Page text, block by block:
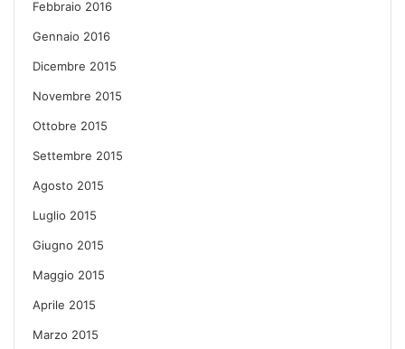
Febbraio 2016
Gennaio 2016
Dicembre 2015
Novembre 2015
Ottobre 2015
Settembre 2015
Agosto 2015
Luglio 2015
Giugno 2015
Maggio 2015
Aprile 2015
Marzo 2015